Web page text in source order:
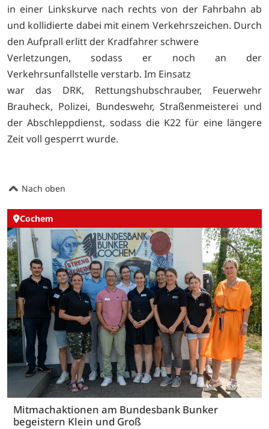
in einer Linkskurve nach rechts von der Fahrbahn ab
und kollidierte dabei mit einem Verkehrszeichen. Durch
den Aufprall erlitt der Kradfahrer schwere
Verletzungen, sodass er noch an der
Verkehrsunfallstelle verstarb. Im Einsatz
war das DRK, Rettungshubschrauber, Feuerwehr
Brauheck, Polizei, Bundeswehr, Straßenmeisterei und
der Abschleppdienst, sodass die K22 für eine längere
Zeit voll gesperrt wurde.
Nach oben
Cochem
Mitmachaktionen am Bundesbank Bunker
begeistern Klein und Groß